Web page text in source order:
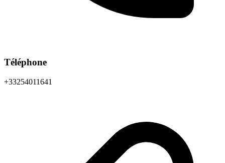
Téléphone
+33254011641